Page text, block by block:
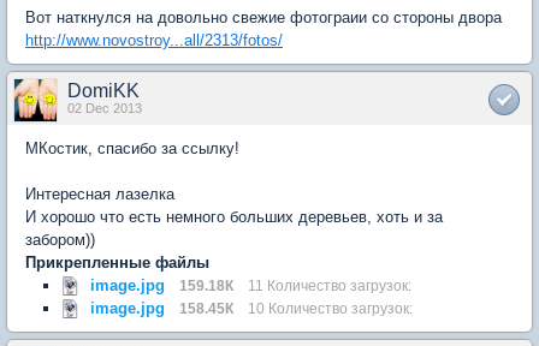
Вот наткнулся на довольно свежие фотограии со стороны двора
http://www.novostroy...all/2313/fotos/
DomiKK
02 Dec 2013
МКостик, спасибо за ссылку!
Интересная лазелка
И хорошо что есть немного больших деревьев, хоть и за
забором))
Прикрепленные файлы
image.jpg
159.18К 11 Количество загрузок:
image.jpg 158.45К 10 Количество загрузок: